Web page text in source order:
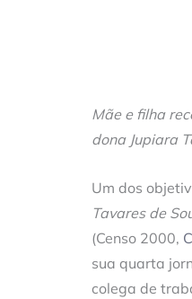
Mãe e filha
dona Jupiara
Um dos
Tavares de
(Censo 2000,
sua quarta
colega de